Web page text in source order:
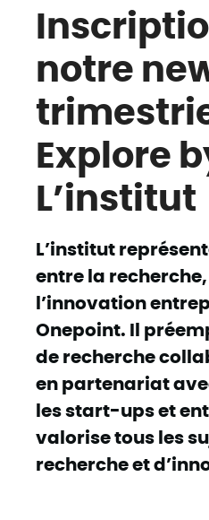
notre
Explore
L’institut
L’institut
entre la
l’innovation
Onepoint. Il
de recherche
en partenariat
les start-ups et
valorise tous les
recherche et